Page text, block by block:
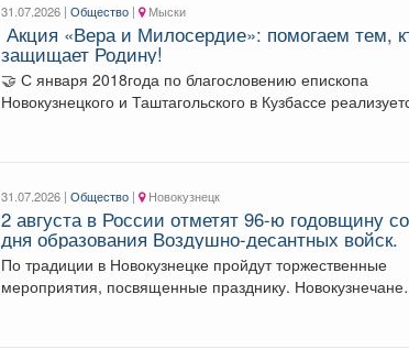
31.07.2026 |Общество | Мыски
Акция «Вера и Милосердие»: помогаем тем,
защищает Родину!
🤝 С января 2018года по благословению епископа
Новокузнецкого и Таштагольского в Кузбассе
31.07.2026 |Общество | Новокузнецк
2 августа в России отметят 96-ю годовщину со
дня образования Воздушно-десантных войск.
По традиции в Новокузнецке пройдут торжественные
мероприятия, посвященные празднику. Новокузнечане